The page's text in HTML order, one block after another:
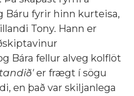
Báru fyrir hinn kurteisa,
Tony. Hann er
Bára fellur alveg kolflöt
er frægt í sögu
en það var skiljanlega